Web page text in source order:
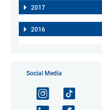
2017
2016
Social Media